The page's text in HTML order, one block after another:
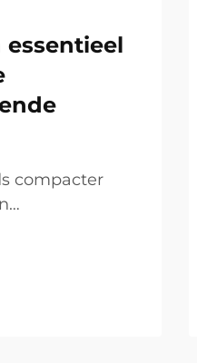
compacter
te benutten